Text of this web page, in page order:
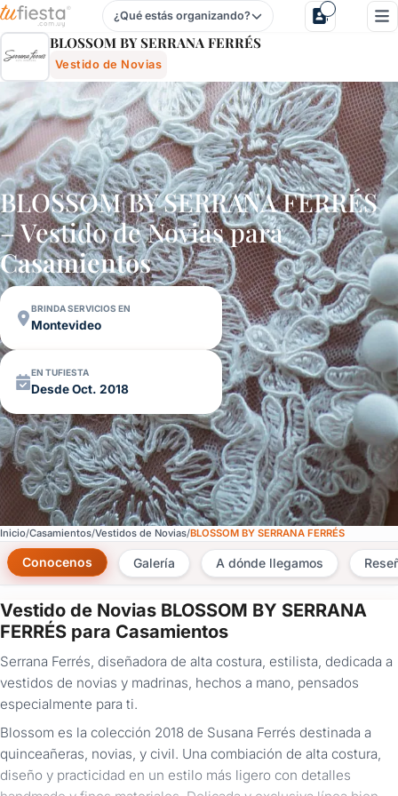
Blossom By Serrana FerrÉs - Vestido De Novias Para
¿Qué estás organizando?
BLOSSOM BY SERRANA FERRÉS
Vestido de Novias
BLOSSOM BY SERRANA FERRÉS
– Vestido de Novias para
Casamientos
BRINDA SERVICIOS EN
Montevideo
EN TUFIESTA
Desde Oct. 2018
Inicio Casamientos Vestidos de Novias BLOSSOM BY SERRANA FERRÉS
Conocenos Galería A dónde llegamos
Vestido de Novias BLOSSOM BY SERRANA
FERRÉS para Casamientos
Serrana Ferrés, diseñadora de alta costura, estilista, dedicada a
vestidos de novias y madrinas, hechos a mano, pensados
especialmente para ti.
Blossom es la colección 2018 de Susana Ferrés destinada a
quinceañeras, novias, y civil. Una combiación de alta costura,
diseño y practicidad en un estilo más ligero con detalles
×
Consultar
¿Ya
tenés
cuenta?
Iniciá
sesión
aquí